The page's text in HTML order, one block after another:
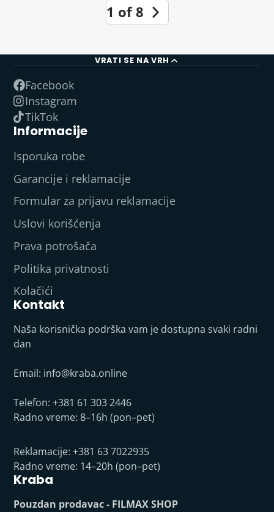
1 of 8
VRATI SE NA VRH
Facebook
Instagram
TikTok
Informacije
Isporuka robe
Garancije i reklamacije
Formular za prijavu reklamacije
Uslovi korišćenja
Prava potrošača
Politika privatnosti
Kolačići
Kontakt
Naša korisnička podrška vam je dostupna svaki radni
dan
Email: info@kraba.online
Telefon: +381 61 303 2446
Radno vreme: 8–16h (pon–pet)
Reklamacije: +381 63 7022935
Radno vreme: 14–20h (pon–pet)
Kraba
Pouzdan prodavac - FILMAX SHOP